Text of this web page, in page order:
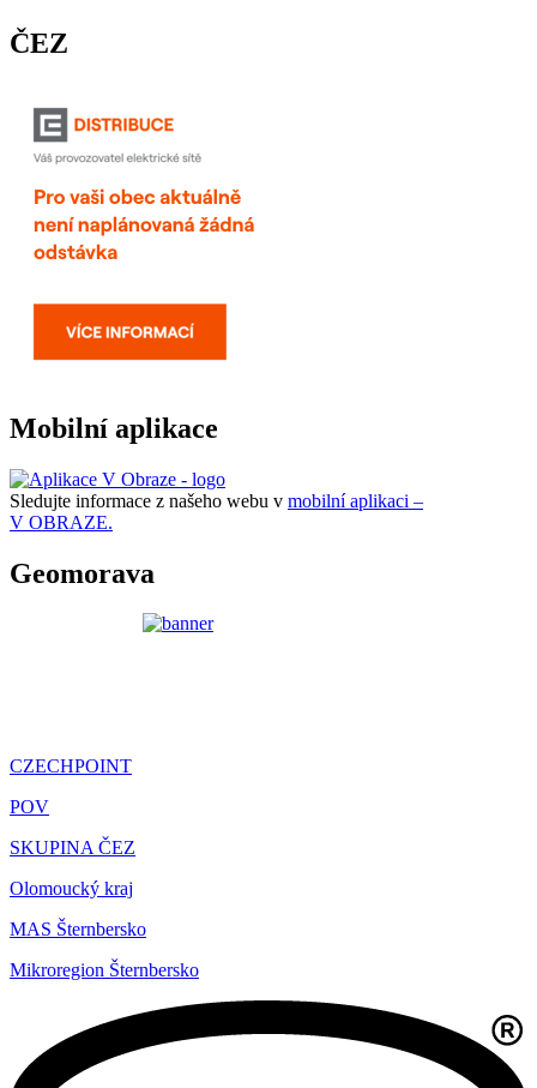
ČEZ
Mobilní aplikace
Sledujte informace z našeho webu v mobilní aplikaci –
V OBRAZE.
Geomorava
CZECHPOINT
POV
SKUPINA ČEZ
Olomoucký kraj
MAS Šternbersko
Mikroregion Šternbersko